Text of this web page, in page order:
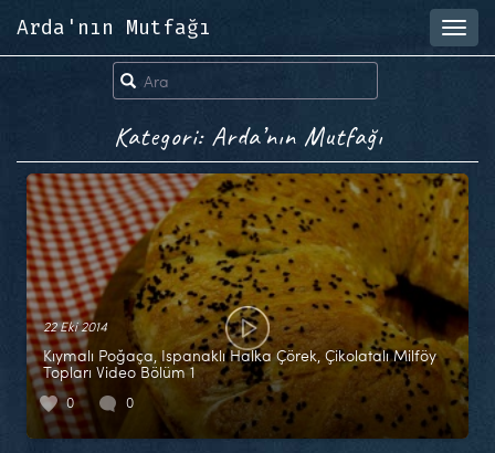
Arda'nın Mutfağı
Kategori: Arda’nın Mutfağı
22 Eki 2014
Kıymalı Poğaça, Ispanaklı Halka Çörek, Çikolatalı Milföy
Topları Video Bölüm 1
0 0